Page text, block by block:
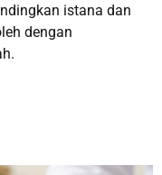
istana dan
dengan